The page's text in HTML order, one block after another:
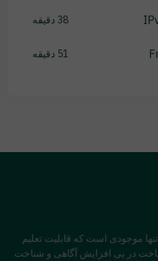
38 دقیقه
51 دقیقه
موجودی است که قابلیت تعلیم
در پی افزایش آگاهی و شناخت